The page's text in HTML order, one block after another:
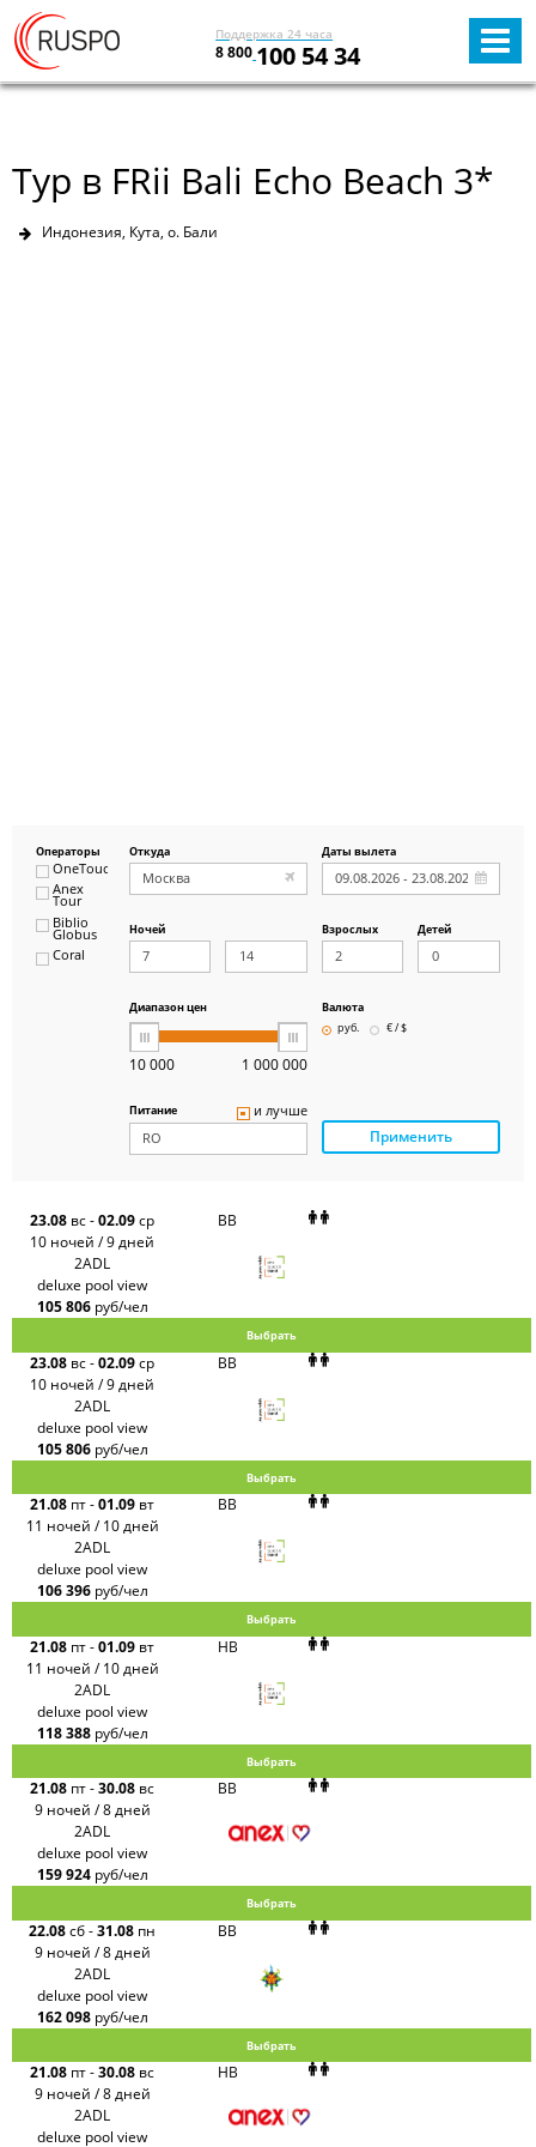
Поддержка 24 часа
8 800 100 54 34
Тур в FRii Bali Echo Beach 3*
Индонезия, Кута, о. Бали
Операторы
OneTouch&Travel
Anex
Tour
Biblio
Globus
Coral
Alean
Sunmar
PlanTravel
FUN&SUN
ex TUI
Крымская
Волна
Russian
Интурист
Travelata
Откуда Даты вылета
Ночей Взрослых Детей
Диапазон цен
10 000 1 000 000
Валюта
руб.
€ / $
Питание и лучше
Применить
23.08 вс-02.09ср
10 ночей / 9 дней
BB
2ADL
deluxe pool view
105 806 руб/чел
Выбрать
23.08 вс-02.09ср
10 ночей / 9 дней
BB
2ADL
deluxe pool view
105 806 руб/чел
Выбрать
21.08 пт-01.09 вт
11 ночей / 10 дней
BB
2ADL
deluxe pool view
106 396 руб/чел
Выбрать
21.08 пт-01.09 вт
11 ночей / 10 дней
HB
2ADL
deluxe pool view
118 388 руб/чел
Выбрать
21.08 пт-30.08 вс
9 ночей / 8 дней
BB
2ADL
deluxe pool view
159 924 руб/чел
Выбрать
22.08сб-31.08 пн
9 ночей / 8 дней
BB
2ADL
deluxe pool view
162 098 руб/чел
Выбрать
21.08 пт-30.08 вс
9 ночей / 8 дней
HB
2ADL
deluxe pool view